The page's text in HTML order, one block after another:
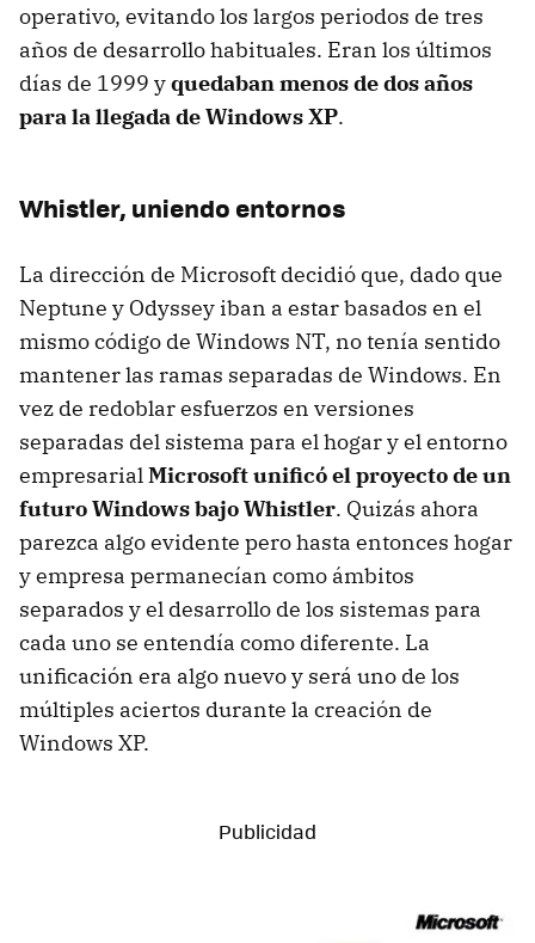
operativo, evitando los largos periodos de tres
años de desarrollo habituales. Eran los últimos
días de 1999 yquedaban menos de dos años
para la llegada de Windows XP.
Whistler, uniendo entornos
La dirección de Microsoft decidió que, dado que
Neptune y Odyssey iban a estar basados en el
mismo código de Windows NT, no tenía sentido
mantener las ramas separadas de Windows. En
vez de redoblar esfuerzos en versiones
separadas del sistema para el hogar y el entorno
empresarialMicrosoft unificó el proyecto de un
futuro Windows bajo Whistler. Quizás ahora
parezca algo evidente pero hasta entonces hogar
y empresa permanecían como ámbitos
separados y el desarrollo de los sistemas para
cada uno se entendía como diferente. La
unificación era algo nuevo y será uno de los
múltiples aciertos durante la creación de
Windows XP.